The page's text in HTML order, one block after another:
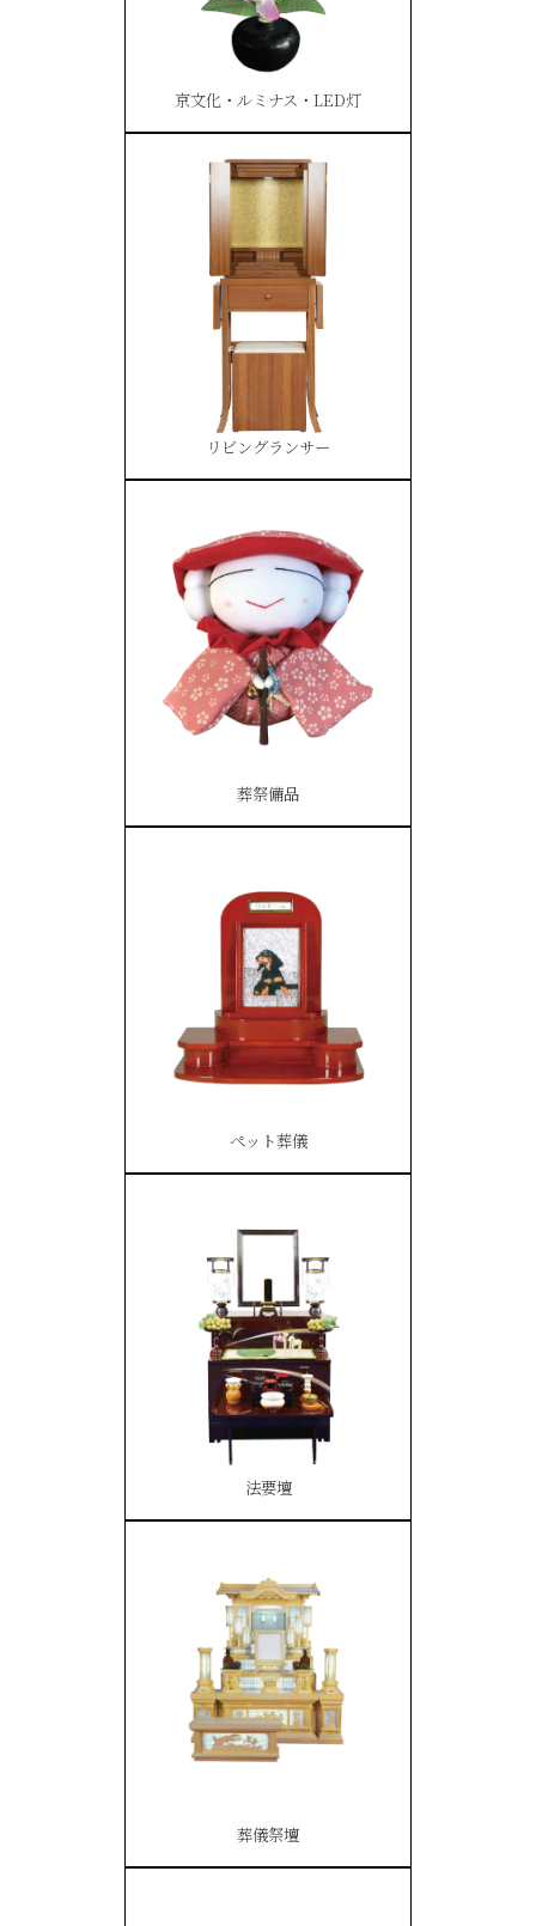
京文化・ルミナス・LED灯
リビングランサー
葬祭備品
ペット葬儀
法要壇
葬儀祭壇